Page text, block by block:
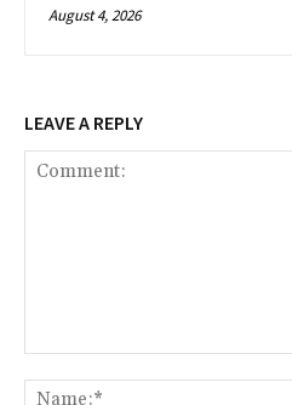
August 4, 2026
LEAVE A REPLY